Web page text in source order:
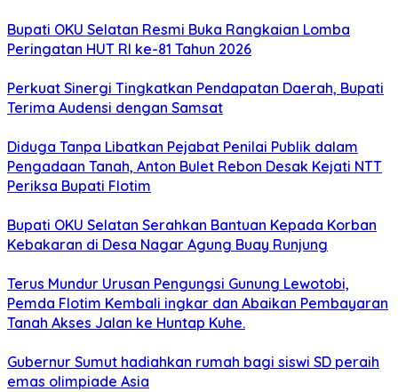
Bupati OKU Selatan Resmi Buka Rangkaian Lomba
Peringatan HUT RI ke-81 Tahun 2026
Perkuat Sinergi Tingkatkan Pendapatan Daerah, Bupati
Terima Audensi dengan Samsat
Diduga Tanpa Libatkan Pejabat Penilai Publik dalam
Pengadaan Tanah, Anton Bulet Rebon Desak Kejati NTT
Periksa Bupati Flotim
Bupati OKU Selatan Serahkan Bantuan Kepada Korban
Kebakaran di Desa Nagar Agung Buay Runjung
Terus Mundur Urusan Pengungsi Gunung Lewotobi,
Pemda Flotim Kembali ingkar dan Abaikan Pembayaran
Tanah Akses Jalan ke Huntap Kuhe.
Gubernur Sumut hadiahkan rumah bagi siswi SD peraih
emas olimpiade Asia